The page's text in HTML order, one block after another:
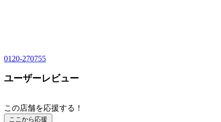
0120-270755
ユーザーレビュー
この店舗を応援する！
ここから応援